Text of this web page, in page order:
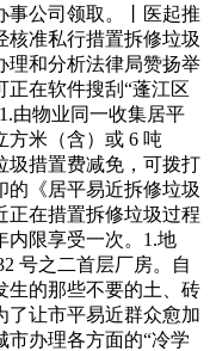
事公司领取。丨医起推
核准私行措置拆修垃圾
理和分析法律局赞扬举
在软件搜刮“蓬江区
由物业同一收集居平
方米（含）或 6 吨
圾措置费减免，可拨打
的《居平易近拆修垃圾
正在措置拆修垃圾过程
内限享受一次。1.地
号之二首层厂房。自
生的那些不要的土、砖
了让市平易近群众愈加
办理各方面的“冷学